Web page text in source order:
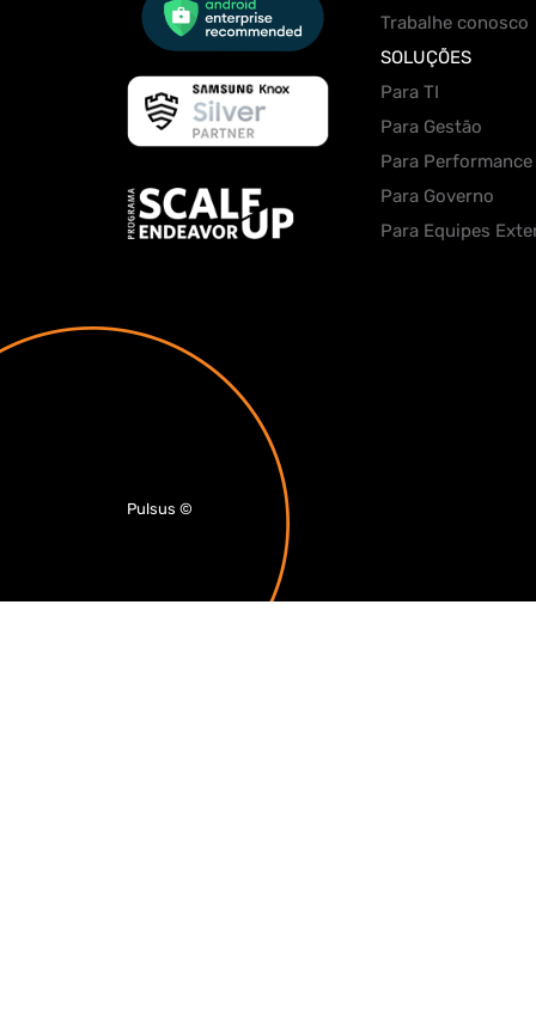
Trabalhe conosco
SOLUÇÕES
Para TI
Para Gestão
Para Performance
Para Governo
Para Equipes
Pulsus ©